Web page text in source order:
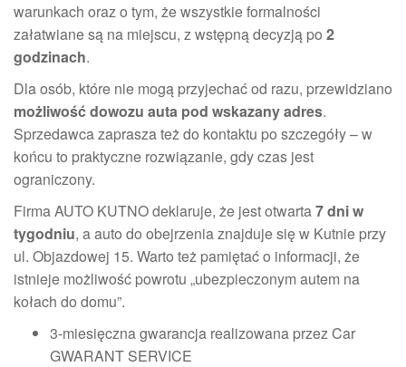
warunkach oraz o tym, że wszystkie formalności
załatwiane są na miejscu, z wstępną decyzją po 2
godzinach.
Dla osób, które nie mogą przyjechać od razu, przewidziano
możliwość dowozu auta pod wskazany adres.
Sprzedawca zaprasza też do kontaktu po szczegóły – w
końcu to praktyczne rozwiązanie, gdy czas jest
ograniczony.
Firma AUTO KUTNO deklaruje, że jest otwarta7 dni w
tygodniu, a auto do obejrzenia znajduje się w Kutnie przy
ul. Objazdowej 15. Warto też pamiętać o informacji, że
istnieje możliwość powrotu „ubezpieczonym autem na
kołach do domu”.
3-miesięczna gwarancja realizowana przez Car
GWARANT SERVICE